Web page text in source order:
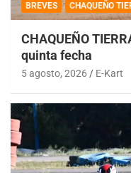
BREVES CHAQUEÑO
CHAQUEÑO
quinta fecha
5 agosto, 2026 E-Kart